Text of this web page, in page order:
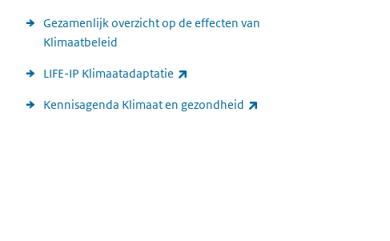
Gezamenlijk overzicht op de effecten van
Klimaatbeleid
LIFE-IP Klimaatadaptatie
Kennisagenda Klimaat en gezondheid